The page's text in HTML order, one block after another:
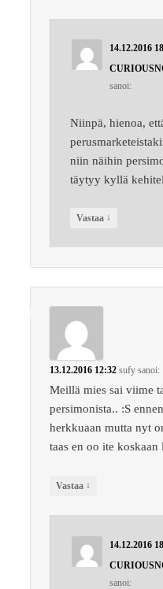
14.12.2016
sanoi:
Niinpä, hienoa,
niin näihin
täytyy kyllä
Vastaa ↓
13.12.2016 12:32 sufy sanoi:
Meillä mies sai viime
persimonista.. :S
herkkuaan mutta nyt
taas en oo ite
Vastaa ↓
14.12.2016
sanoi: